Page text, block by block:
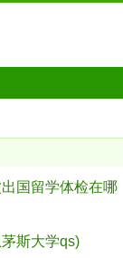
国留学体检在哪
斯大学qs)